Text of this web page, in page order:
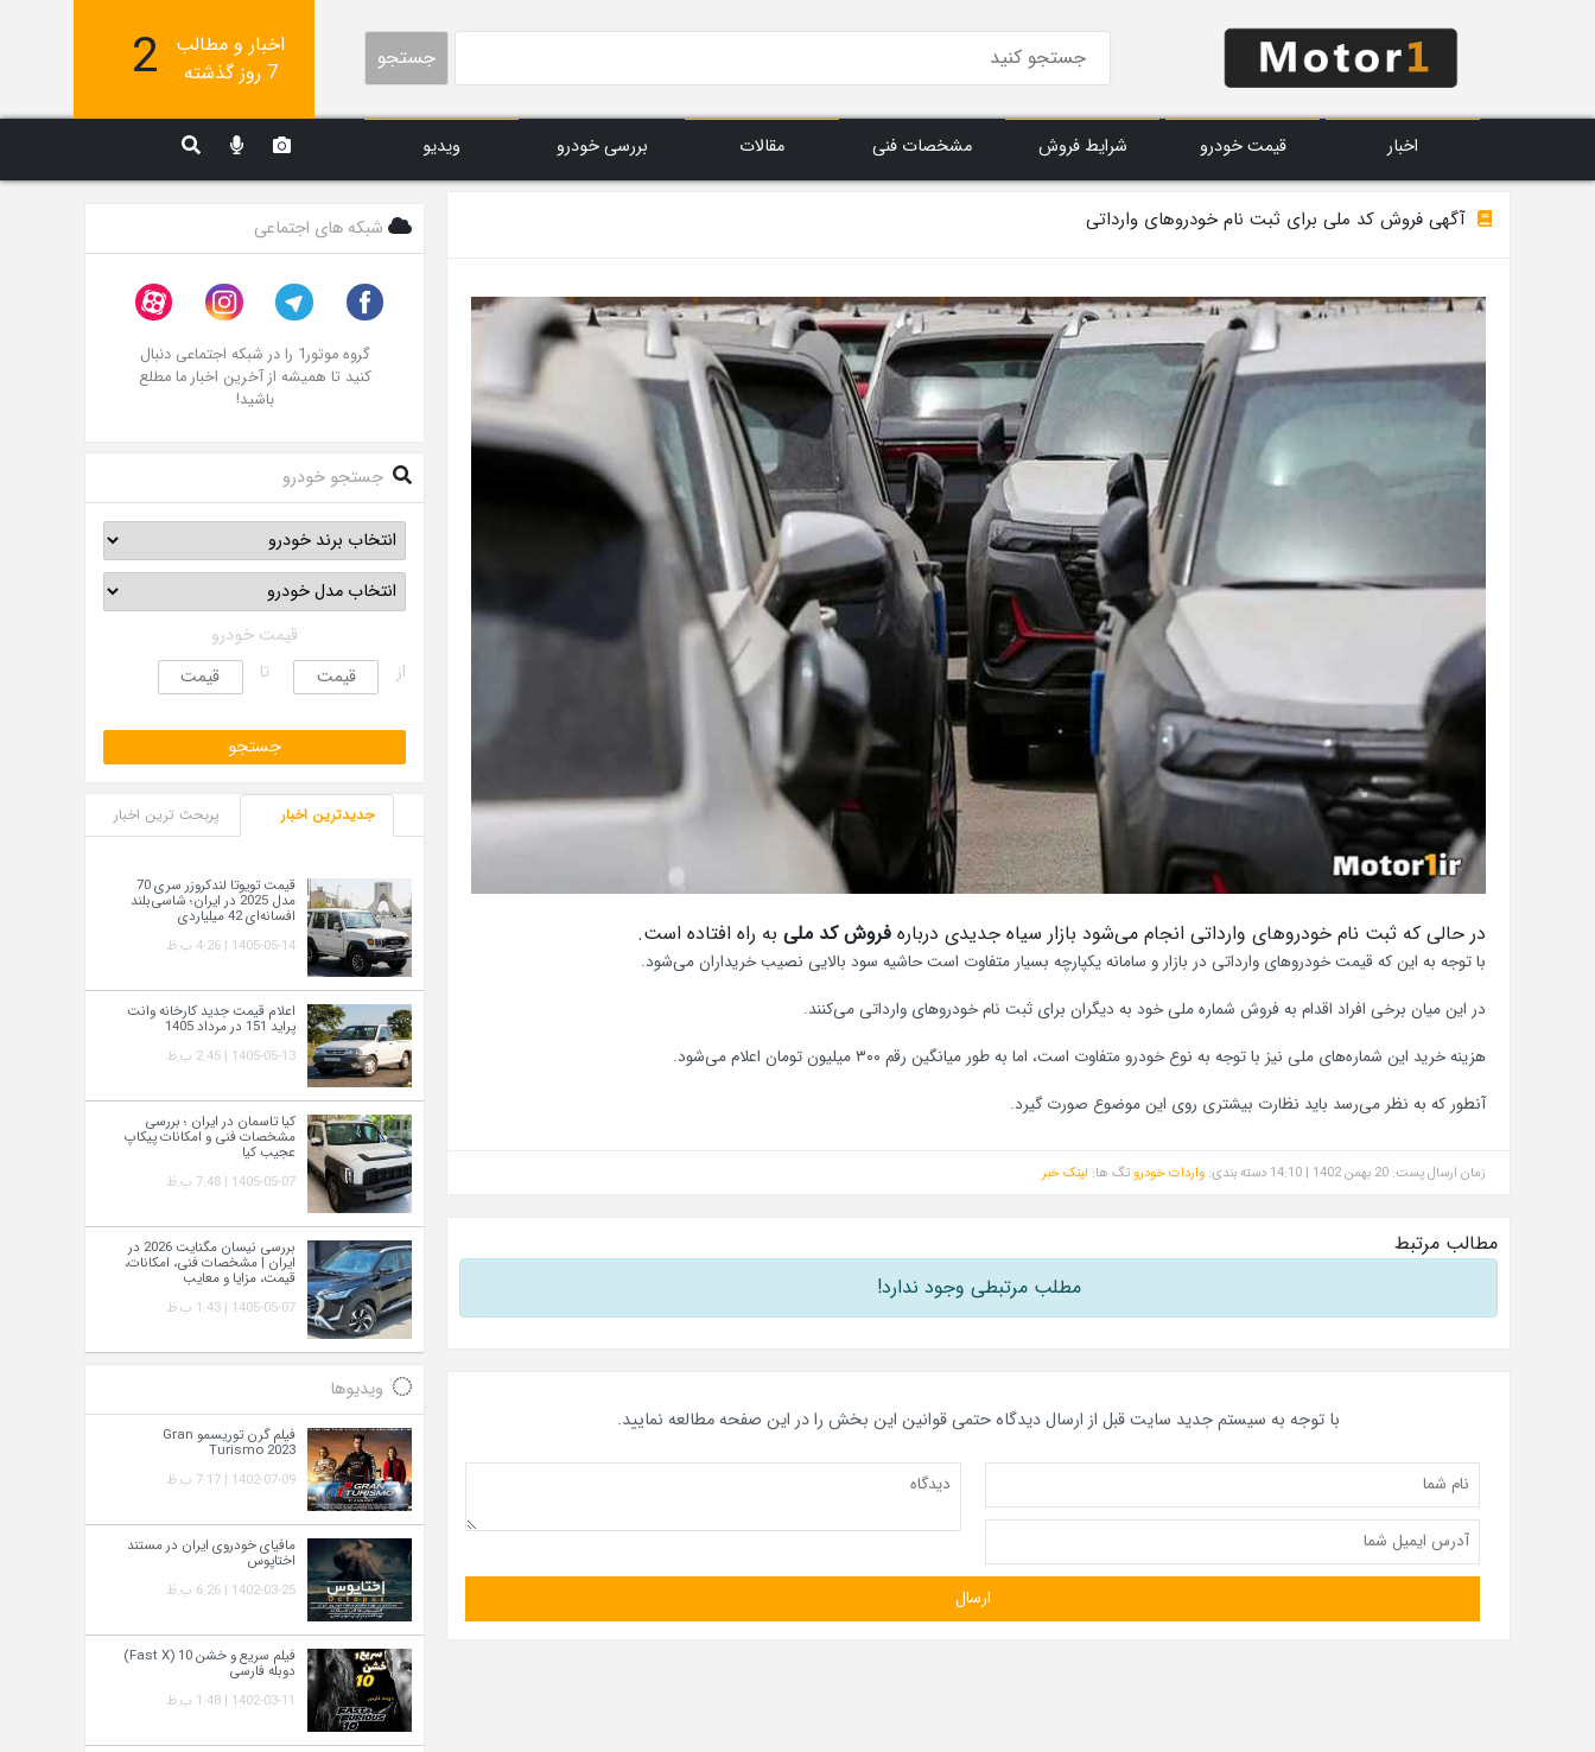
جستجو
اخبار و مطالب
7 روز گذشته
2
اخبار قیمت خودرو شرایط فروش مشخصات فنی مقالات بررسی خودرو ویدیو
آگهی فروش کد ملی برای ثبت نام خودروهای وارداتی
در حالی که ثبت نام خودرو‌های وارداتی انجام می‌شود بازار سیاه جدیدی درباره فروش کد ملی به راه افتاده است.
با توجه به این که قیمت خودرو‌های وارداتی در بازار و سامانه یکپارچه بسیار متفاوت است حاشیه سود بالایی نصیب خریداران می‌شود.
در این میان برخی افراد اقدام به فروش شماره ملی خود به دیگران برای ثبت نام خودرو‌های وارداتی می‌کنند.
هزینه خرید این شماره‌های ملی نیز با توجه به نوع خودرو متفاوت است، اما به طور میانگین رقم ۳۰۰ میلیون تومان اعلام می‌شود.
آنطور که به نظر می‌رسد باید نظارت بیشتری روی این موضوع صورت گیرد.
زمان ارسال پست: 20 بهمن 1402 | 14:10 دسته بندی: واردات خودروتگ ها: لینک خبر
مطالب مرتبط
مطلب مرتبطی وجود ندارد!
با توجه به سیستم جدید سایت قبل از ارسال دیدگاه حتمی قوانین این بخش را در این صفحه مطالعه نمایید.
شبکه های اجتماعی
گروه موتور1 را در شبکه اجتماعی دنبال
کنید تا همیشه از آخرین اخبار ما مطلع
باشید!
جستجو خودرو
قیمت خودرو
از
تا
جدیدترین اخبار پربحث ترین اخبار
قیمت تویوتا لندکروزر سری 70
مدل 2025 در ایران؛ شاسی‌بلند
افسانه‌ای 42 میلیاردی
1405-05-14 | 4:26 ب.ظ
اعلام قیمت جدید کارخانه وانت
پراید 151 در مرداد 1405
1405-05-13 | 2:45 ب.ظ
کیا تاسمان در ایران ؛ بررسی
مشخصات فنی و امکانات پیکاپ
عجیب کیا
1405-05-07 | 7:48 ب.ظ
بررسی نیسان مگنایت 2026 در
ایران | مشخصات فنی، امکانات،
قیمت، مزایا و معایب
1405-05-07 | 1:43 ب.ظ
ویدیوها
فیلم گرن توریسمو Gran
Turismo 2023
1402-07-09 | 7:17 ب.ظ
مافیای خودروی ایران در مستند
اختاپوس
1402-03-25 | 6:26 ب.ظ
فیلم سریع و خشن 10 (Fast X)
دوبله فارسی
1402-03-11 | 1:48 ب.ظ